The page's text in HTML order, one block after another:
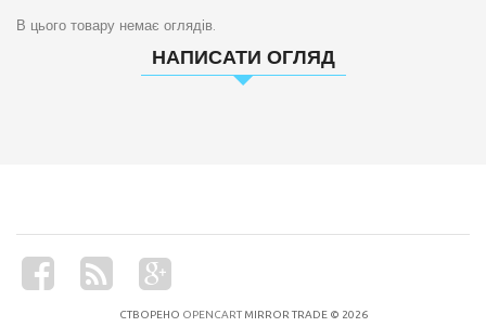
В цього товару немає оглядів.
НАПИСАТИ ОГЛЯД
СТВОРЕНО OPENCARTMIRROR TRADE © 2026